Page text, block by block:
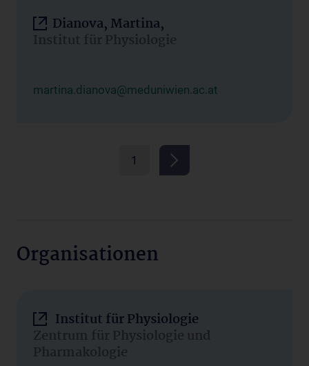
Dianova, Martina,
Institut für Physiologie
martina.dianova@meduniwien.ac.at
1
Organisationen
Institut für Physiologie
Zentrum für Physiologie und
Pharmakologie